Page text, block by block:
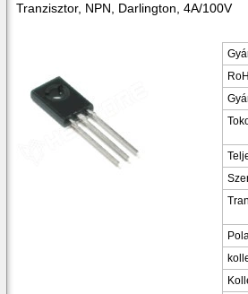
Tranzisztor, NPN, Darlington, 4A/100V